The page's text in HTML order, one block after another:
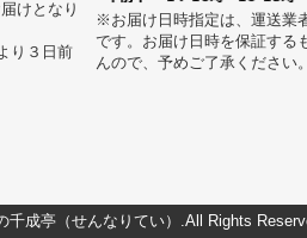
けとなり
り３日前
※お届け日時指定は、運送業
です。お届け日時を保証する
んので、予めご了承ください。
千成亭（せんなりてい） .All Rights